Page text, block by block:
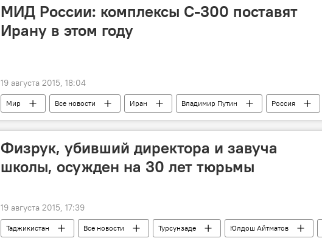
Новости Душанбе
МИД России: комплексы С-300 поставят
Ирану в этом году
19 августа 2015, 18:04
Мир Все новости Иран Владимир Путин Россия
МИД РФ
ОДКБ
Физрук, убивший директора и завуча
школы, осужден на 30 лет тюрьмы
19 августа 2015, 17:39
Таджикистан Все новости Турсунзаде Юлдош Айтматов